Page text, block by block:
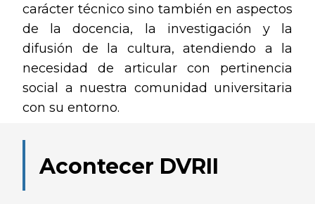
carácter técnico sino también en aspectos
de la docencia, la investigación y la
difusión de la cultura, atendiendo a la
necesidad de articular con pertinencia
social a nuestra comunidad universitaria
con su entorno.
Acontecer DVRII